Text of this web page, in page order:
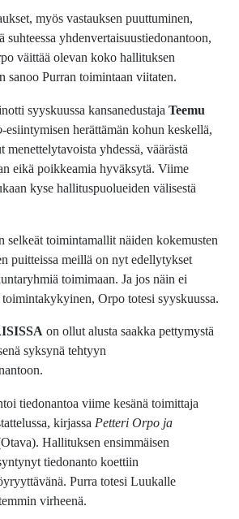
myös vastauksen puuttuminen,
yhdenvertaisuustiedonantoon,
väittää olevan koko hallituksen
sanoo Purran toimintaan viitaten.
syyskuussa kansanedustaja Teemu
-esiintymisen herättämän kohun keskellä,
menettelytavoista yhdessä, väärästä
eikä poikkeamia hyväksytä. Viime
kyse hallituspuolueiden välisestä
selkeät toimintamallit näiden kokemusten
puitteissa meillä on nyt edellytykset
toimimaan. Ja jos näin ei
Orpo totesi syyskuussa.
on ollut alusta saakka pettymystä
syksynä tehtyyn
tiedonantoa viime kesänä toimittaja
kirjassaPetteri Orpo ja
Hallituksen ensimmäisen
tiedonanto koettiin
Purra totesi Luukalle
virheenä.